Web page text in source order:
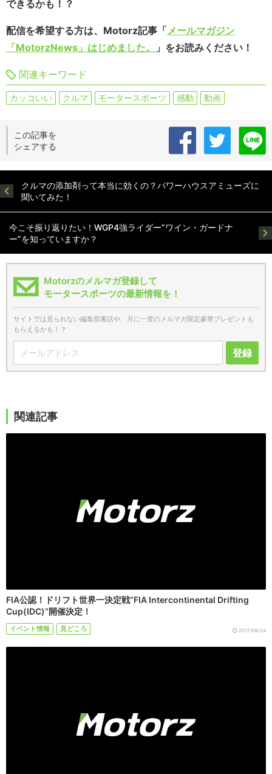
できるかも！？
配信を希望する方は、Motorz記事「メールマガジン
「MotorzNews」はじめました。
」をお読みください！
関連キーワード
カッコいい クルマ モータースポーツ 感動 動画
この記事を
シェアする
クルマの添加剤って本当に効くの？パワーハウスアミューズに
聞いてみた！
今こそ振り返りたい！WGP4強ライダー”ワイン・ガードナ
ー”を知っていますか？
Motorzのメルマガ登録して
モータースポーツの最新情報を！
サイトでは見られない編集部裏話や、月に一度のメルマガ限定豪華プレゼントも
もらえるかも！？
登録
関連記事
FIA公認！ドリフト世界一決定戦”FIA Intercontinental Drifting
Cup(IDC)”開催決定！
イベント情報 見どころ 2017/08/24